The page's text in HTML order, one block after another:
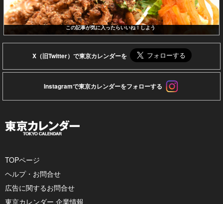
この記事が気に入ったらいいね！しよう
X（旧Twitter）で東京カレンダーを
Instagramで東京カレンダーをフォローする
TOPページ
ヘルプ・お問合せ
広告に関するお問合せ
東京カレンダー 企業情報